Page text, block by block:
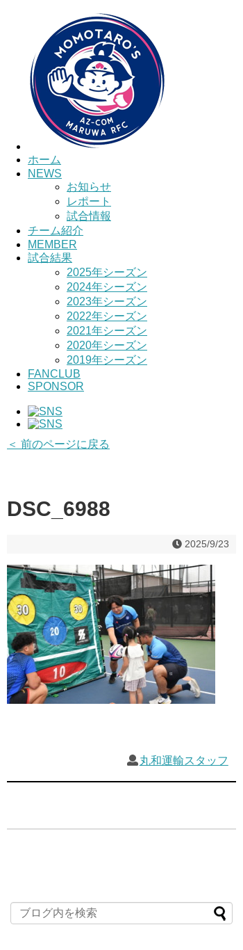
ホーム
NEWS
お知らせ
レポート
試合情報
チーム紹介
MEMBER
試合結果
2025年シーズン
2024年シーズン
2023年シーズン
2022年シーズン
2021年シーズン
2020年シーズン
2019年シーズン
FANCLUB
SPONSOR
＜ 前のページに戻る
DSC_6988
2025/9/23
丸和運輸スタッフ
HOME
チーム紹介
選手・スタッフ紹介